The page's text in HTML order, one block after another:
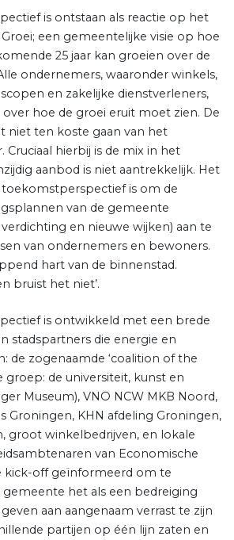
is ontstaan als reactie op het
een gemeentelijke visie op hoe
25 jaar kan groeien over de
ondernemers, waaronder winkels,
en zakelijke dienstverleners,
hoe de groei eruit moet zien. De
niet ten koste gaan van het
Cruciaal hierbij is de mix in het
aanbod is niet aantrekkelijk. Het
is om de
van de gemeente
en nieuwe wijken) aan te
van ondernemers en bewoners.
hart van de binnenstad.
bruist het niet’.
is ontwikkeld met een brede
stadspartners die energie en
de zogenaamde ‘coalition of the
groep: de universiteit, kunst en
Museum), VNO NCW MKB Noord,
Groningen, KHN afdeling Groningen,
groot winkelbedrijven, en lokale
van Economische
kick-off geïnformeerd om te
het als een bedreiging
aan aangenaam verrast te zijn
partijen op één lijn zaten en